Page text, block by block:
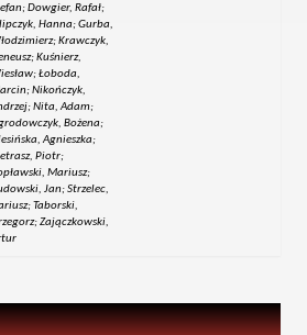
Dowgier, Rafał;
Hanna; Gurba,
Krawczyk,
Kuśnierz,
Łoboda,
Nikończyk,
Nita, Adam;
Bożena;
Agnieszka;
Piotr;
Mariusz;
Jan; Strzelec,
Taborski,
Zajączkowski,